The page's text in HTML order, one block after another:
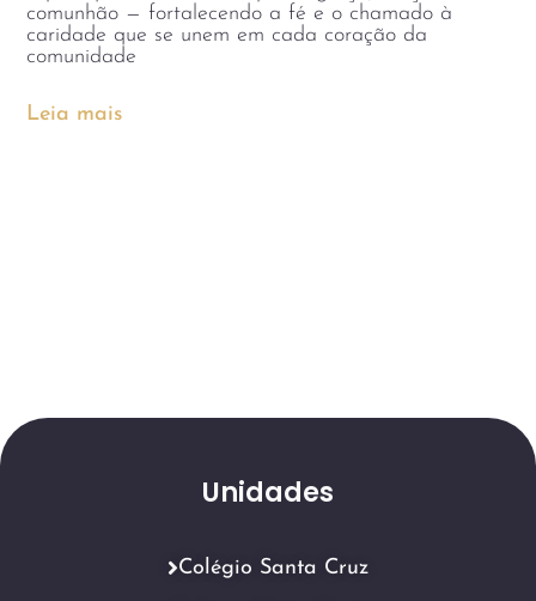
comunhão — fortalecendo a fé e o chamado à
caridade que se unem em cada coração da
comunidade
Leia mais
Unidades
Colégio Santa Cruz